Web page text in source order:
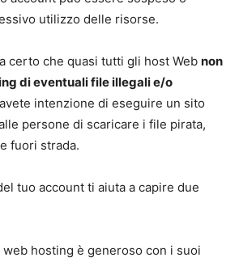
utilizzo delle risorse.
certo che quasi tutti gli host Web non
di eventuali file illegali e/o
intenzione di eseguire un sito
persone di scaricare i file pirata,
fuori strada.
tuo account ti aiuta a capire due
hosting è generoso con i suoi